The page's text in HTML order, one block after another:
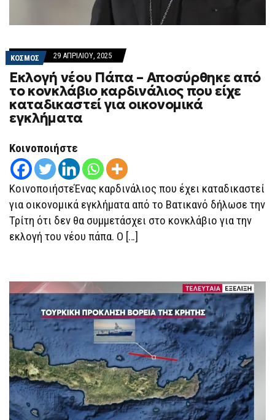
ΚΟΣΜΟΣ 29 ΑΠΡΙΛΊΟΥ, 2025
Εκλογή νέου Πάπα – Αποσύρθηκε από
το κονκλάβιο καρδινάλιος που είχε
καταδικαστεί για οικονομικά
εγκλήματα
Κοινοποιήστε
ΚοινοποιήστεΈνας καρδινάλιος που έχει καταδικαστεί
για οικονομικά εγκλήματα από το Βατικανό δήλωσε την
Τρίτη ότι δεν θα συμμετάσχει στο κονκλάβιο για την
εκλογή του νέου πάπα. Ο […]